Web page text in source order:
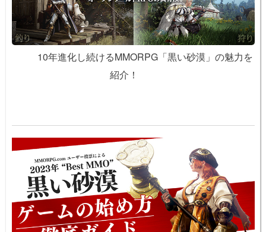
10年進化し続けるMMORPG「黒い砂漠」の魅力を
紹介！